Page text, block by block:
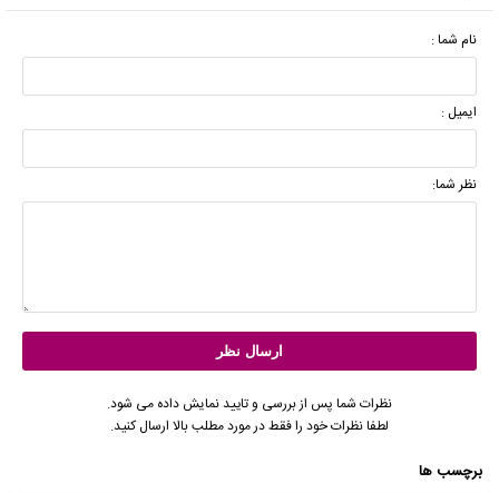
نام شما :
ایمیل :
نظر شما:
نظرات شما پس از بررسی و تایید نمایش داده می شود.
لطفا نظرات خود را فقط در مورد مطلب بالا ارسال کنید.
برچسب ها